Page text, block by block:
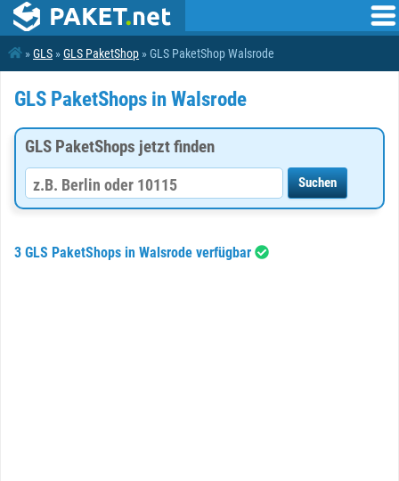
»GLS »GLS PaketShop » GLS PaketShop Walsrode
GLS PaketShops in Walsrode
GLS PaketShops jetzt finden
3 GLS PaketShops in Walsrode verfügbar